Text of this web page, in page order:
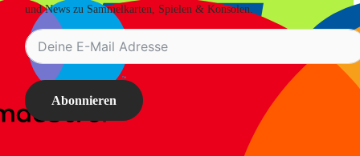
und News zu Sammelkarten, Spielen & Konsolen.
Abonnieren